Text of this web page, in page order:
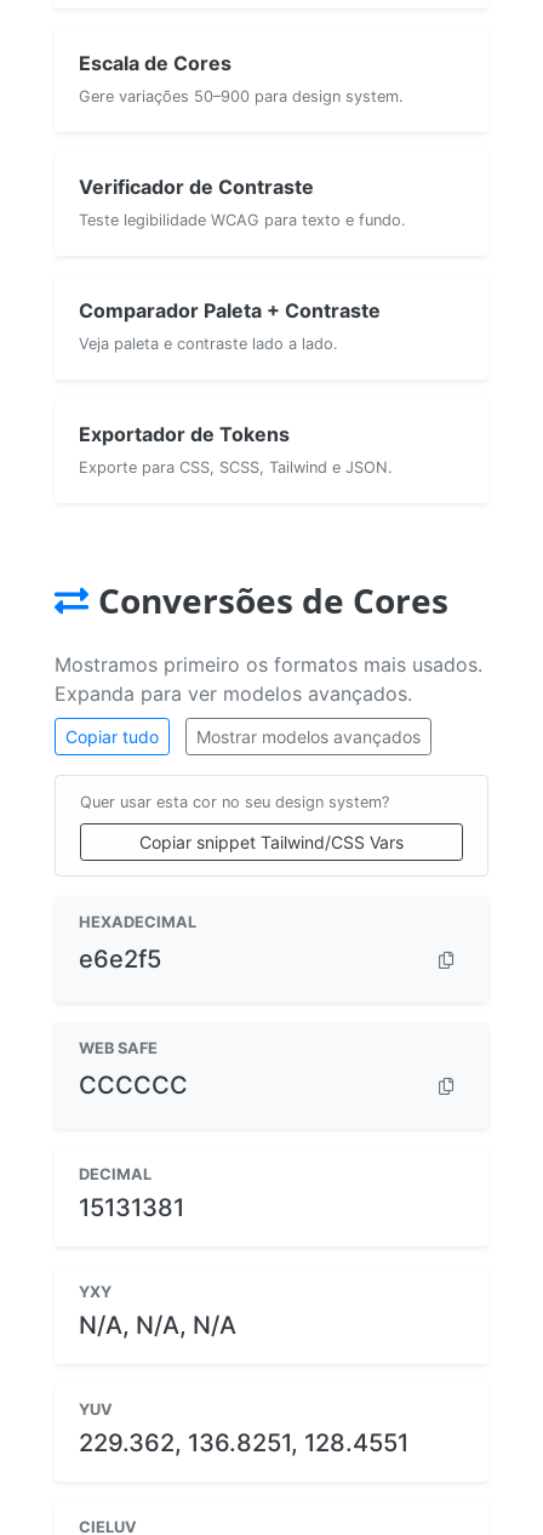
Escala de Cores
Gere variações 50–900 para design system.
Verificador de Contraste
Teste legibilidade WCAG para texto e fundo.
Comparador Paleta + Contraste
Veja paleta e contraste lado a lado.
Exportador de Tokens
Exporte para CSS, SCSS, Tailwind e JSON.
Conversões de Cores
Mostramos primeiro os formatos mais usados.
Expanda para ver modelos avançados.
Copiar tudo Mostrar modelos avançados
Quer usar esta cor no seu design system?
Copiar snippet Tailwind/CSS Vars
HEXADECIMAL
e6e2f5
WEB SAFE
CCCCCC
DECIMAL
15131381
YXY
N/A, N/A, N/A
YUV
229.362, 136.8251, 128.4551
CIELUV